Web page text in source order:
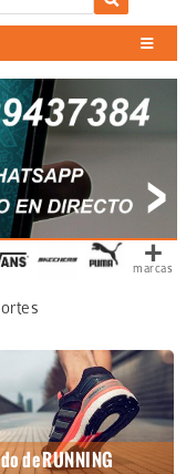
>
+
marcas
de RUNNING